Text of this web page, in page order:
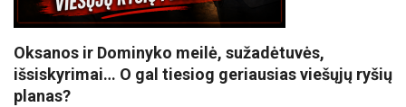
Oksanos ir Dominyko meilė, sužadėtuvės,
išsiskyrimai… O gal tiesiog geriausias viešųjų ryšių
planas?